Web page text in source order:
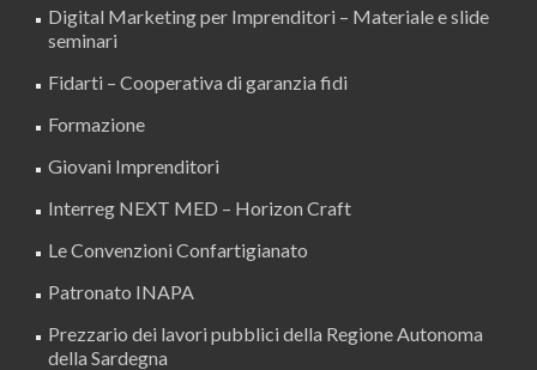
Digital Marketing per Imprenditori – Materiale e slide
seminari
Fidarti – Cooperativa di garanzia fidi
Formazione
Giovani Imprenditori
Interreg NEXT MED – Horizon Craft
Le Convenzioni Confartigianato
Patronato INAPA
Prezzario dei lavori pubblici della Regione Autonoma
della Sardegna